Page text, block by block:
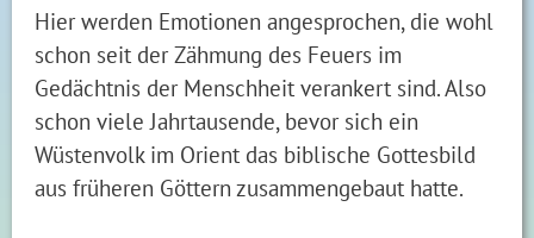
Hier werden Emotionen angesprochen, die wohl
schon seit der Zähmung des Feuers im
Gedächtnis der Menschheit verankert sind. Also
schon viele Jahrtausende, bevor sich ein
Wüstenvolk im Orient das biblische Gottesbild
aus früheren Göttern zusammengebaut hatte.